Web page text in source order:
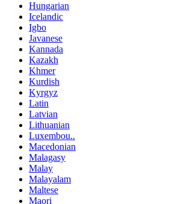
Hungarian
Icelandic
Igbo
Javanese
Kannada
Kazakh
Khmer
Kurdish
Kyrgyz
Latin
Latvian
Lithuanian
Luxembou..
Macedonian
Malagasy
Malay
Malayalam
Maltese
Maori